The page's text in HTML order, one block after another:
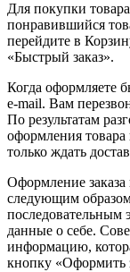
Для покупки
понравившийся
перейдите в
«Быстрый заказ».
Когда оформляете
e-mail. Вам
По результатам
оформления
только ждать
Оформление
следующим
последовательным
данные о себе.
информацию,
кнопку «Оформить